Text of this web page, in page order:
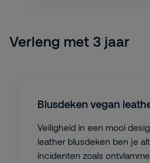
Verleng met 3 jaar
Blusdeken vegan
Veiligheid in een mooi
leather blusdeken ben je
incidenten zoals